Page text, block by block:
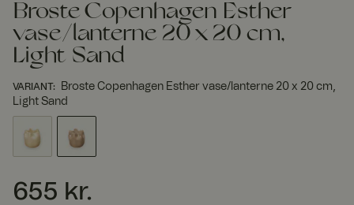
Broste Copenhagen Esther
vase/lanterne 20 x 20 cm,
Light Sand
VARIANT:
Broste Copenhagen Esther vase/lanterne 20 x 20 cm,
Light Sand
Pris: 655 kr.
655 kr.